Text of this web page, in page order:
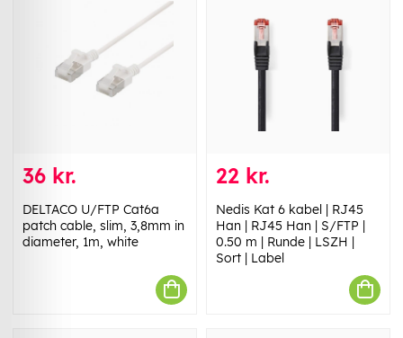
36 kr.
DELTACO U/FTP Cat6a
patch cable, slim, 3,8mm in
diameter, 1m, white
22 kr.
Nedis Kat 6 kabel | RJ45
Han | RJ45 Han | S/FTP |
0.50 m | Runde | LSZH |
Sort | Label